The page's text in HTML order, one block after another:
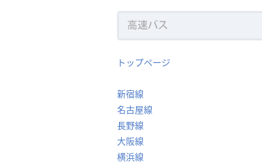
トップページ
新宿線
名古屋線
長野線
大阪線
横浜線